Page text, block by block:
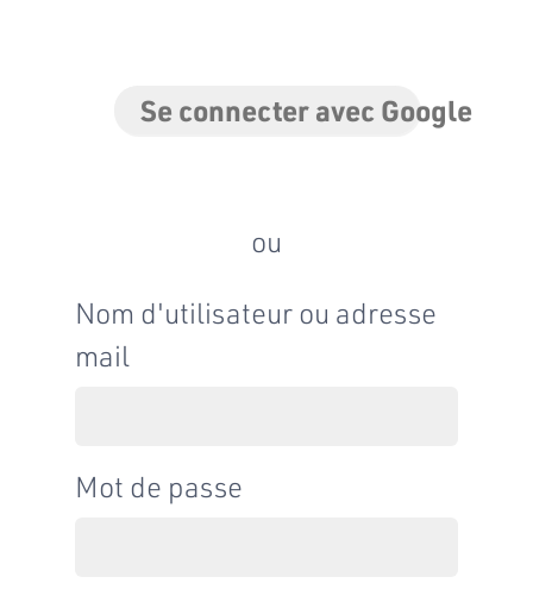
Se connecter avec Google
ou
Nom d'utilisateur ou adresse
mail
Mot de passe